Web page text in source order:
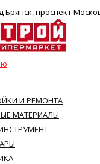
Брянск, проспект
И РЕМОНТА
МАТЕРИАЛЫ